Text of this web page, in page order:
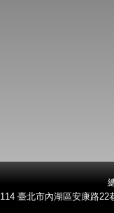
114 臺北市內湖區安康路22